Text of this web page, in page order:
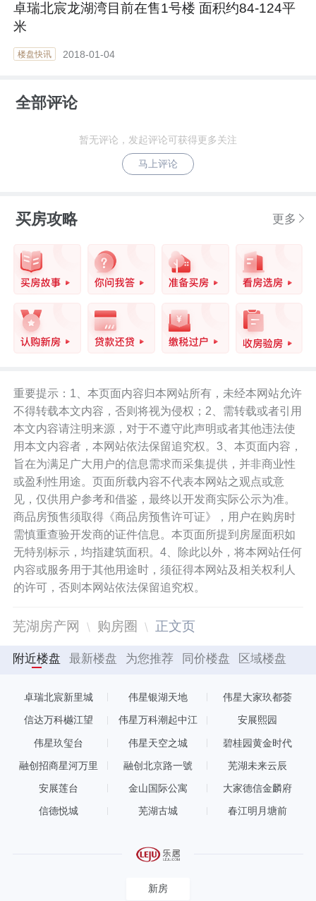
卓瑞北宸龙湖湾目前在售1号楼 面积约84-124平
米
楼盘快讯 2018-01-04
全部评论
暂无评论，发起评论可获得更多关注
马上评论
买房攻略 更多
重要提示：1、本页面内容归本网站所有，未经本网站允许
不得转载本文内容，否则将视为侵权；2、需转载或者引用
本文内容请注明来源，对于不遵守此声明或者其他违法使
用本文内容者，本网站依法保留追究权。3、本页面内容，
旨在为满足广大用户的信息需求而采集提供，并非商业性
或盈利性用途。页面所载内容不代表本网站之观点或意
见，仅供用户参考和借鉴，最终以开发商实际公示为准。
商品房预售须取得《商品房预售许可证》，用户在购房时
需慎重查验开发商的证件信息。本页面所提到房屋面积如
无特别标示，均指建筑面积。4、除此以外，将本网站任何
内容或服务用于其他用途时，须征得本网站及相关权利人
的许可，否则本网站依法保留追究权。
芜湖房产网 购房圈 正文页
附近楼盘 最新楼盘 为您推荐 同价楼盘 区域楼盘
卓瑞北宸新里城 伟星银湖天地 伟星大家玖都荟
信达万科樾江望 伟星万科潮起中江 安展熙园
伟星玖玺台 伟星天空之城 碧桂园黄金时代
融创招商星河万里 融创北京路一號 芜湖未来云辰
安展莲台 金山国际公寓 大家德信金麟府
信德悦城 芜湖古城 春江明月塘前
新房